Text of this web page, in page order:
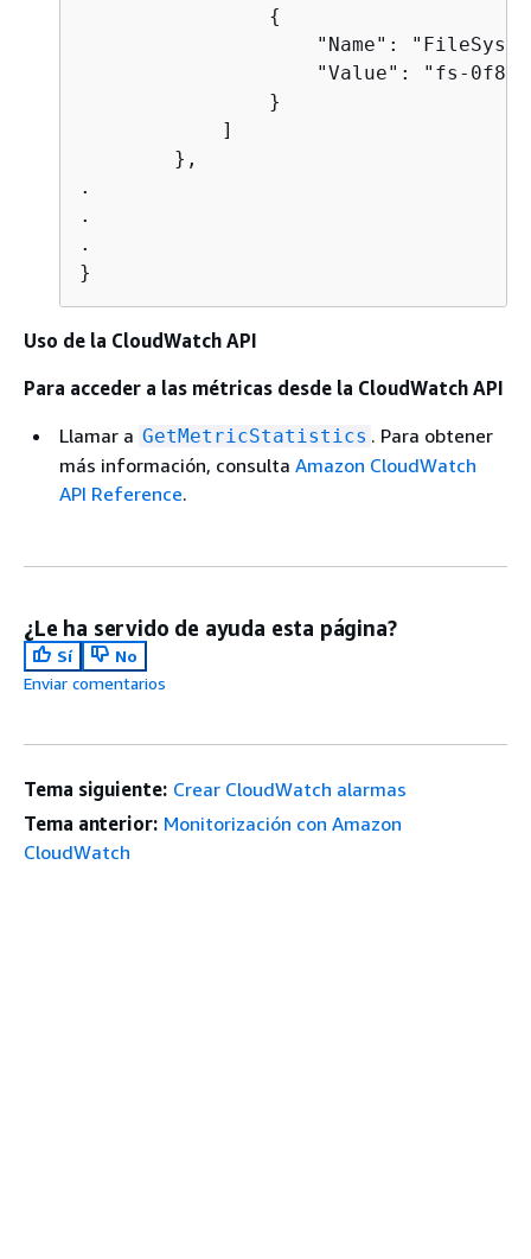
{
"Name":
"Value": "fs-
                }
            ]
        },
.
.
.
}
Uso de la CloudWatch API
Para acceder a las métricas desde la CloudWatch API
Llamar a GetMetricStatistics . Para obtener
más información, consulta Amazon CloudWatch
API Reference.
¿Le ha servido de ayuda esta página?
Sí
No
Enviar comentarios
Tema siguiente: Crear CloudWatch alarmas
Tema anterior: Monitorización con Amazon
CloudWatch